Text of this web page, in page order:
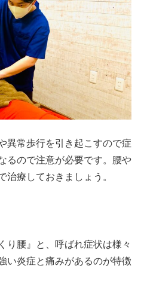
異常歩行を引き起こすので症
るので注意が必要です。腰や
治療しておきましょう。
り腰』と、呼ばれ症状は様々
い炎症と痛みがあるのが特徴